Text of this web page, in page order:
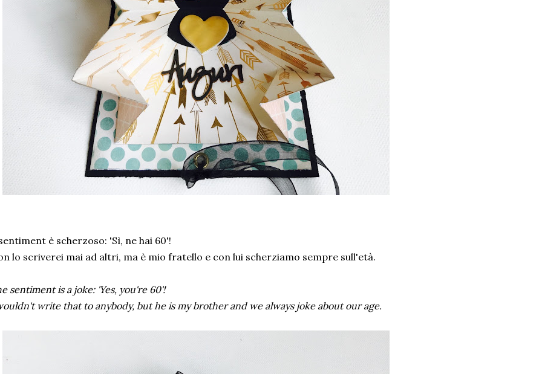
è scherzoso: 'Sì, ne hai 60'!
lo scriverei mai ad altri, ma è mio fratello e con lui scherziamo sempre sull'età.
sentiment is a joke: 'Yes, you're 60'!
write that to anybody, but he is my brother and we always joke about our age.